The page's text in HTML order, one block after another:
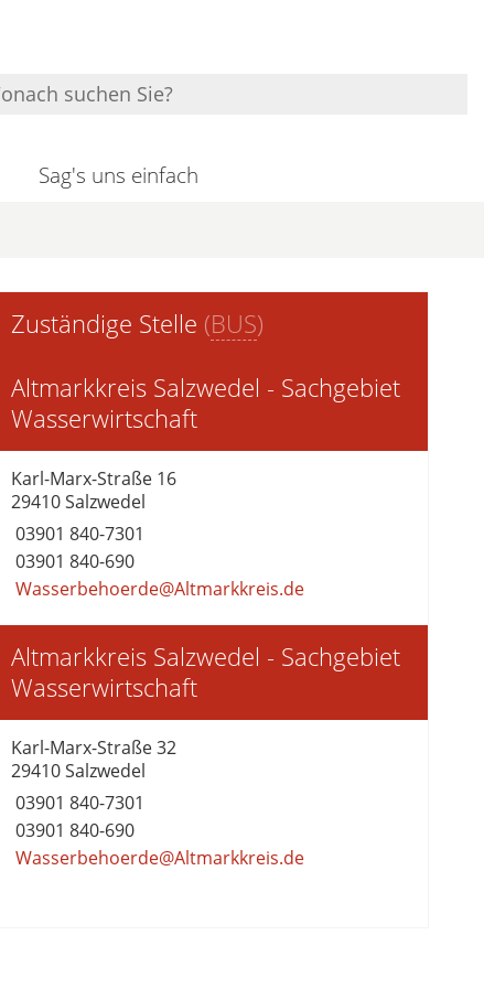
Sag's uns einfach
Zuständige Stelle (BUS)
Altmarkkreis Salzwedel - Sachgebiet
Wasserwirtschaft
Karl-Marx-Straße 16
29410 Salzwedel
03901 840-7301
03901 840-690
Wasserbehoerde@Altmarkkreis.de
Altmarkkreis Salzwedel - Sachgebiet
Wasserwirtschaft
Karl-Marx-Straße 32
29410 Salzwedel
03901 840-7301
03901 840-690
Wasserbehoerde@Altmarkkreis.de